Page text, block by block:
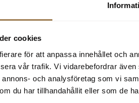
cookies
för att anpassa innehållet och
vår trafik. Vi vidarebefordrar
och analysföretag som vi
du har tillhandahållit eller som de